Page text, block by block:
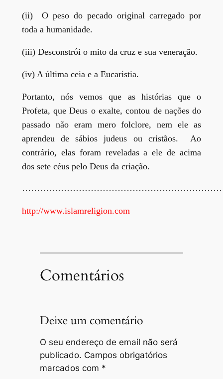
(ii) O peso do pecado original carregado por
toda a humanidade.
(iii) Desconstrói o mito da cruz e sua veneração.
(iv) A última ceia e a Eucaristia.
Portanto, nós vemos que as histórias que o
Profeta, que Deus o exalte, contou de nações do
passado não eram mero folclore, nem ele as
aprendeu de sábios judeus ou cristãos. Ao
contrário, elas foram reveladas a ele de acima
dos sete céus pelo Deus da criação.
http://www.islamreligion.com
Comentários
Deixe um comentário
O seu endereço de email não será
publicado. Campos obrigatórios
marcados com *